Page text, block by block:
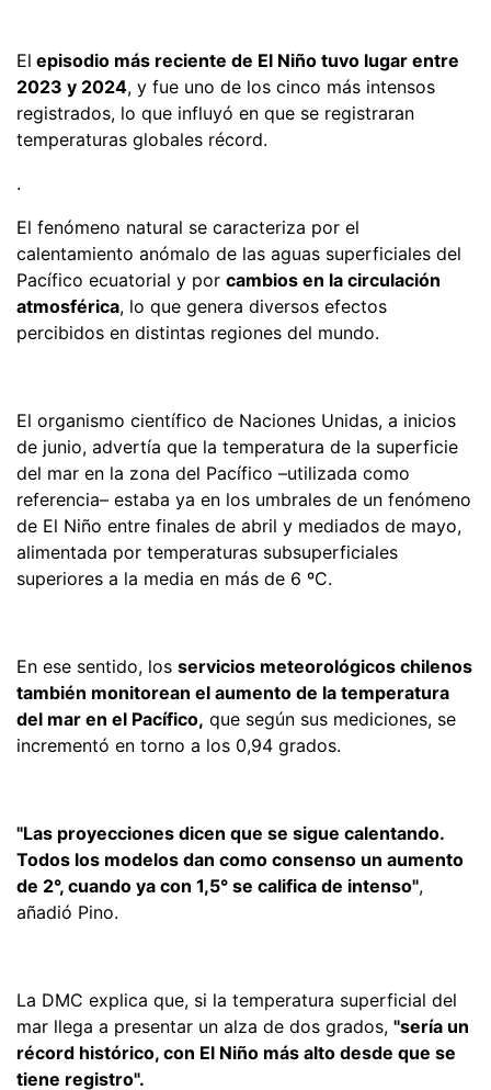
El episodio más reciente de El Niño tuvo lugar entre
2023 y 2024, y fue uno de los cinco más intensos
registrados, lo que influyó en que se registraran
temperaturas globales récord.
.
El fenómeno natural se caracteriza por el
calentamiento anómalo de las aguas superficiales del
Pacífico ecuatorial y por cambios en la circulación
atmosférica, lo que genera diversos efectos
percibidos en distintas regiones del mundo.
El organismo científico de Naciones Unidas, a inicios
de junio, advertía que la temperatura de la superficie
del mar en la zona del Pacífico –utilizada como
referencia– estaba ya en los umbrales de un fenómeno
de El Niño entre finales de abril y mediados de mayo,
alimentada por temperaturas subsuperficiales
superiores a la media en más de 6 ºC.
En ese sentido, los servicios meteorológicos chilenos
también monitorean el aumento de la temperatura
del mar en el Pacífico, que según sus mediciones, se
incrementó en torno a los 0,94 grados.
"Las proyecciones dicen que se sigue calentando.
Todos los modelos dan como consenso un aumento
de 2°, cuando ya con 1,5° se califica de intenso",
añadió Pino.
La DMC explica que, si la temperatura superficial del
mar llega a presentar un alza de dos grados, "sería un
récord histórico, con El Niño más alto desde que se
tiene registro".